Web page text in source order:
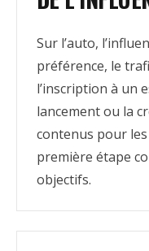
Sur l’auto,
préférence, le
l’inscription à un
lancement ou la
contenus pour les
première étape
objectifs.